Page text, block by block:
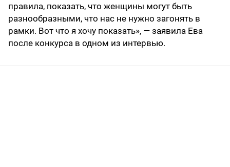
правила, показать, что женщины могут быть
разнообразными, что нас не нужно загонять в
рамки. Вот что я хочу показать», — заявила Ева
после конкурса в одном из интервью.